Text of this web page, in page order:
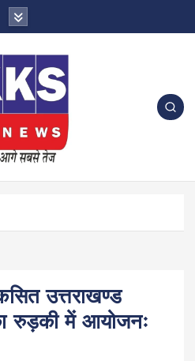
उत्तराखण्ड
रुड़की में आयोजनः